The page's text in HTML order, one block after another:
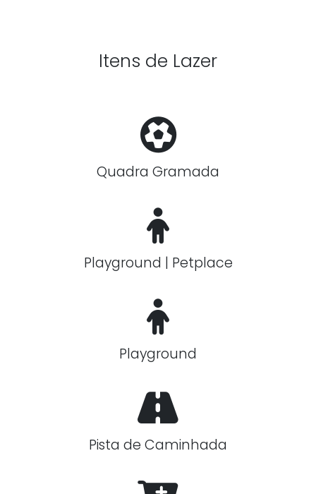
Itens de Lazer
Quadra Gramada
Playground | Petplace
Playground
Pista de Caminhada